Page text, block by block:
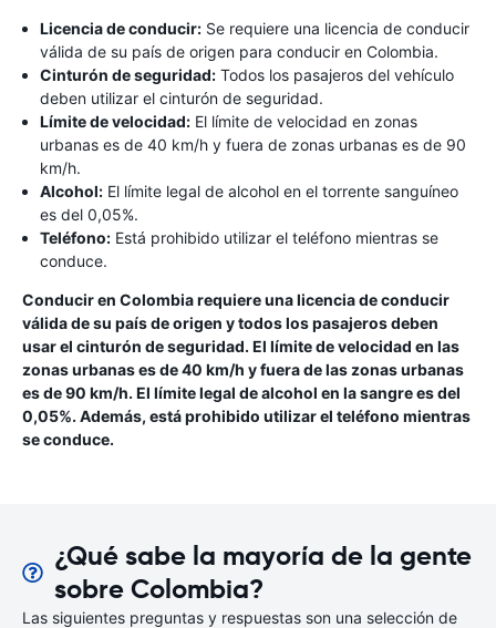
Licencia de conducir: Se requiere una licencia de conducir
válida de su país de origen para conducir en Colombia.
Cinturón de seguridad: Todos los pasajeros del vehículo
deben utilizar el cinturón de seguridad.
Límite de velocidad: El límite de velocidad en zonas
urbanas es de 40 km/h y fuera de zonas urbanas es de 90
km/h.
Alcohol: El límite legal de alcohol en el torrente sanguíneo
es del 0,05%.
Teléfono: Está prohibido utilizar el teléfono mientras se
conduce.
Conducir en Colombia requiere una licencia de conducir
válida de su país de origen y todos los pasajeros deben
usar el cinturón de seguridad. El límite de velocidad en las
zonas urbanas es de 40 km/h y fuera de las zonas urbanas
es de 90 km/h. El límite legal de alcohol en la sangre es del
0,05%. Además, está prohibido utilizar el teléfono mientras
se conduce.
¿Qué sabe la mayoría de la gente
sobre Colombia?
Las siguientes preguntas y respuestas son una selección de